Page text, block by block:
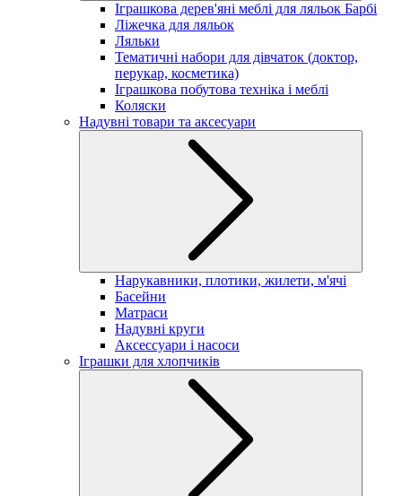
Іграшкова дерев'яні меблі для ляльок Барбі
Ліжечка для ляльок
Ляльки
Тематичні набори для дівчаток (доктор,
перукар, косметика)
Іграшкова побутова техніка і меблі
Коляски
Надувні товари та аксесуари
Нарукавники, плотики, жилети, м'ячі
Басейни
Матраси
Надувні круги
Аксессуари і насоси
Іграшки для хлопчиків